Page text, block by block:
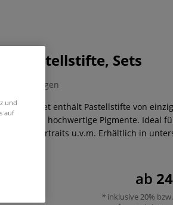
Pastellstifte, Sets
0 Bewertungen
Set enthält Pastellstifte von
über hochwertige Pigmente. Ideal
Portraits u.v.m. Erhältlich in
ab
inklusive 20%
und
auf